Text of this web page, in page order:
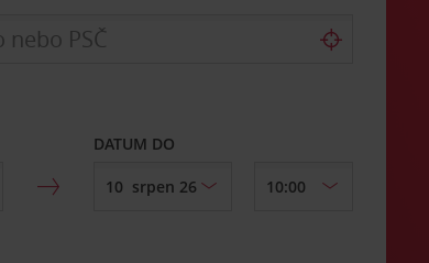
DATUM DO